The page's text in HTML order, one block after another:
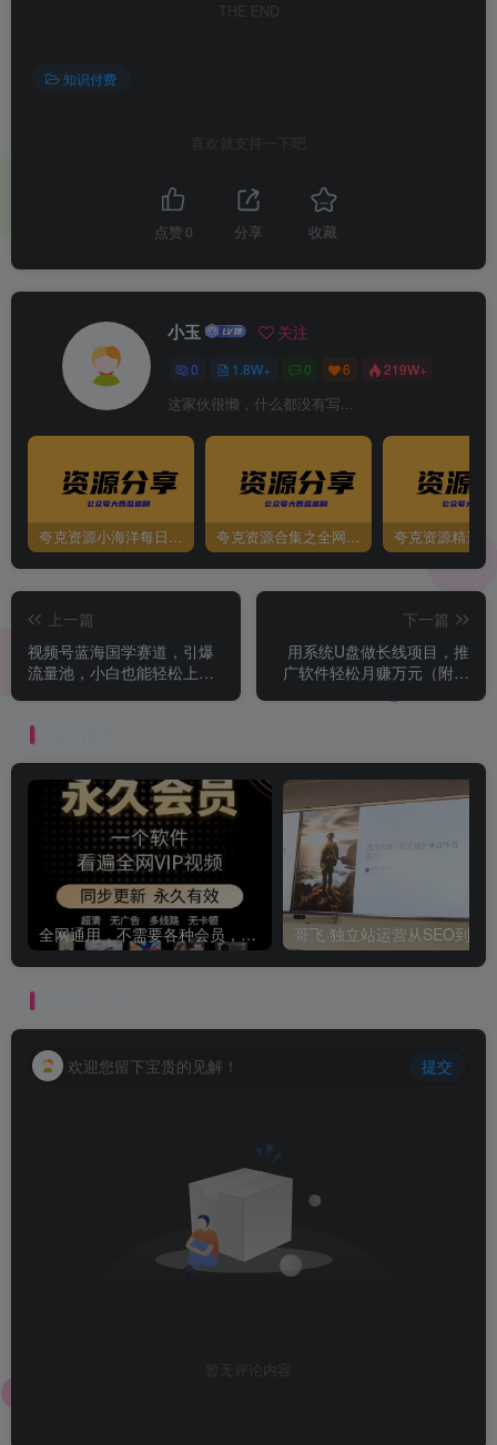
THE END
知识付费
喜欢就支持一下吧
点赞 0 分享 收藏
小玉 关注
0 1.8W+ 0 6 219W+
这家伙很懒，什么都没有写...
夸克资源小海洋每日更新资源大汇总（持续更新） 夸克资源合集之全网影视 夸克资源精选
上一篇
视频号蓝海国学赛道，引爆
流量池，小白也能轻松上
下一篇
用系统U盘做长线项目，推
广软件轻松月赚万元（附制
全网通用，不需要各种会员，再也不缺电影看！！
欢迎您留下宝贵的见解！ 提交
暂无评论内容